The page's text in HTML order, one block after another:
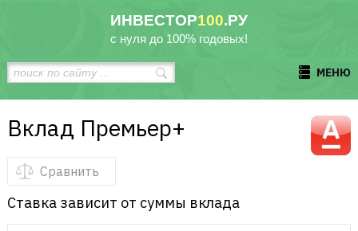
ИНВЕСТОР100.РУ
с нуля до 100% годовых!
МЕНЮ
Вклад Премьер+
Сравнить
Ставка зависит от суммы вклада